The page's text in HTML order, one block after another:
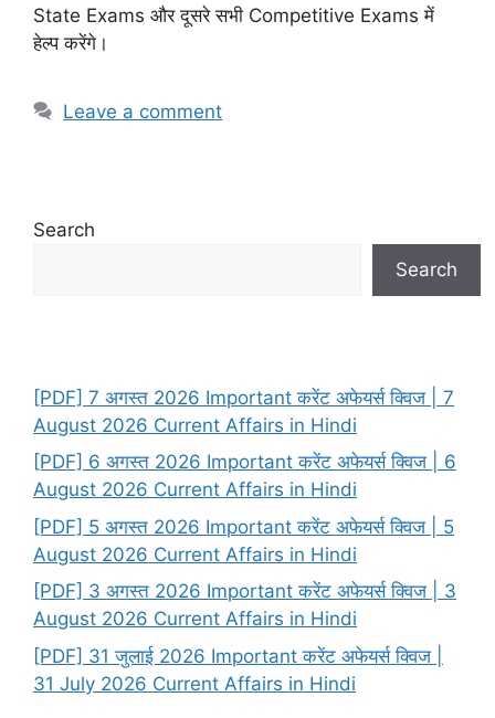
State Exams और दूसरे सभी Competitive Exams में
हेल्प करेंगे।
Leave a comment
Search
Search
[PDF] 7 अगस्त 2026 Important करेंट अफेयर्स क्विज | 7
August 2026 Current Affairs in Hindi
[PDF] 6 अगस्त 2026 Important करेंट अफेयर्स क्विज | 6
August 2026 Current Affairs in Hindi
[PDF] 5 अगस्त 2026 Important करेंट अफेयर्स क्विज | 5
August 2026 Current Affairs in Hindi
[PDF] 3 अगस्त 2026 Important करेंट अफेयर्स क्विज | 3
August 2026 Current Affairs in Hindi
[PDF] 31 जुलाई 2026 Important करेंट अफेयर्स क्विज |
31 July 2026 Current Affairs in Hindi